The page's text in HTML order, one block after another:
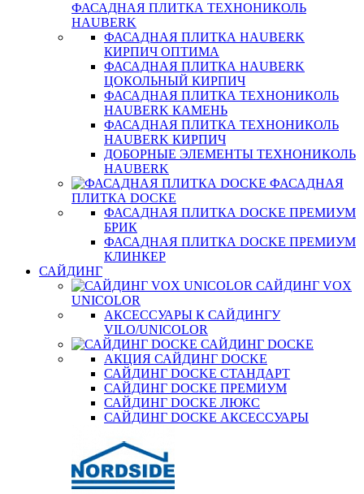
ФАСАДНАЯ ПЛИТКА ТЕХНОНИКОЛЬ
HAUBERK
ФАСАДНАЯ ПЛИТКА HAUBERK
КИРПИЧ ОПТИМА
ФАСАДНАЯ ПЛИТКА HAUBERK
ЦОКОЛЬНЫЙ КИРПИЧ
ФАСАДНАЯ ПЛИТКА ТЕХНОНИКОЛЬ
HAUBERK КАМЕНЬ
ФАСАДНАЯ ПЛИТКА ТЕХНОНИКОЛЬ
HAUBERK КИРПИЧ
ДОБОРНЫЕ ЭЛЕМЕНТЫ ТЕХНОНИКОЛЬ
HAUBERK
ФАСАДНАЯ
ПЛИТКА DOCKE
ФАСАДНАЯ ПЛИТКА DOCKE ПРЕМИУМ
БРИК
ФАСАДНАЯ ПЛИТКА DOCKE ПРЕМИУМ
КЛИНКЕР
САЙДИНГ
САЙДИНГ VOX
UNICOLOR
АКСЕССУАРЫ К САЙДИНГУ
VILO/UNICOLOR
САЙДИНГ DOCKE
АКЦИЯ САЙДИНГ DOCKE
САЙДИНГ DOCKE СТАНДАРТ
САЙДИНГ DOCKE ПРЕМИУМ
САЙДИНГ DOCKE ЛЮКС
САЙДИНГ DOCKE АКСЕССУАРЫ